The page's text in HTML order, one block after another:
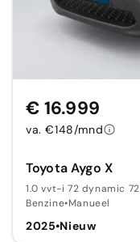
Toyota Aygo X
1.0 vvt-i 72 dynamic 72
Benzine•Manueel
2025•Nieuw
€ 16.999
va. €148/mnd